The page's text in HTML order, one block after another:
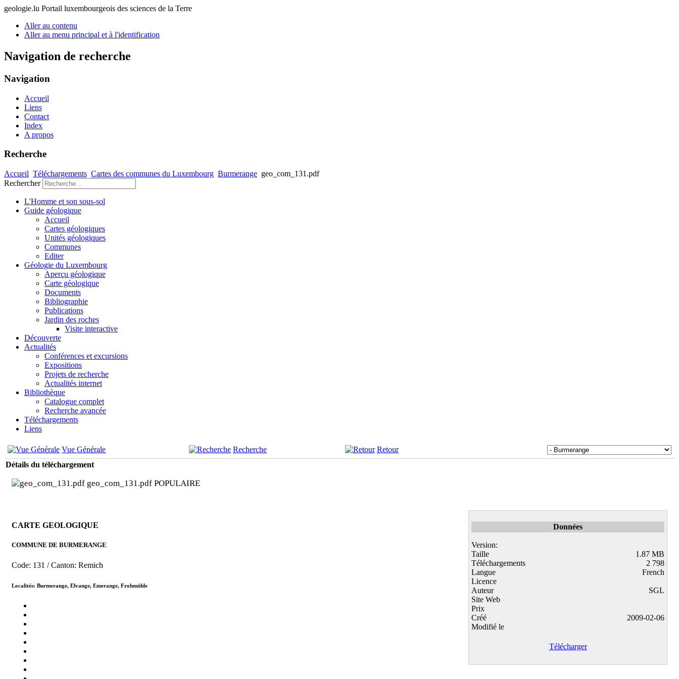
geologie.lu Portail luxembourgeois des sciences de la Terre
Aller au contenu
Aller au menu principal et à l'identification
Navigation de recherche
Navigation
Accueil
Liens
Contact
Index
A propos
Recherche
Accueil Téléchargements Cartes des communes du Luxembourg Burmerange geo_com_131.pdf
Rechercher
L'Homme et son sous-sol
Guide géologique
Accueil
Cartes géologiques
Unités géologiques
Communes
Editer
Géologie du Luxembourg
Aperçu géologique
Carte géologique
Documents
Bibliographie
Publications
Jardin des roches
Visite interactive
Découverte
Actualités
Conférences et excursions
Expositions
Projets de recherche
Actualités internet
Bibliothèque
Catalogue complet
Recherche avancée
Téléchargements
Liens
Vue Générale Recherche
Retour
Détails du téléchargement
geo_com_131.pdf POPULAIRE
CARTE GEOLOGIQUE
COMMUNE DE BURMERANGE
Code: 131 / Canton: Remich
Localités: Burmerange, Elvange, Emerange, Frohmühle
Données
Version:
Taille
1.87 MB
Téléchargements
2 798
Langue
French
Licence
Auteur
SGL
Site Web
Prix
Créé
2009-02-06
Modifié le
Télécharger